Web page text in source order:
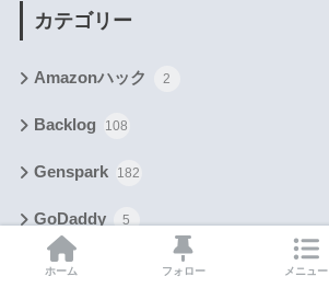
カテゴリー
Amazonハック 2
Backlog 108
Genspark 182
GoDaddy 5
Google Workspace 411
ホーム フォロー メニュー